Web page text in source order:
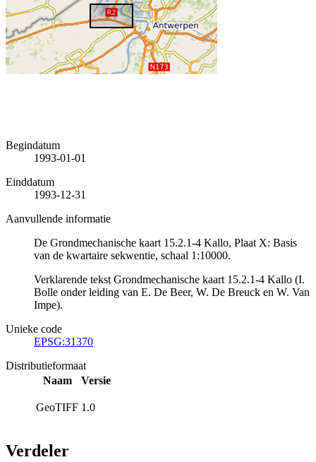
Begindatum
1993-01-01
Einddatum
1993-12-31
Aanvullende informatie
De Grondmechanische kaart 15.2.1-4 Kallo, Plaat X: Basis
van de kwartaire sekwentie, schaal 1:10000.
Verklarende tekst Grondmechanische kaart 15.2.1-4 Kallo (I.
Bolle onder leiding van E. De Beer, W. De Breuck en W. Van
Impe).
Unieke code
EPSG:31370
Distributieformaat
Naam
Versie
GeoTIFF 1.0
Verdeler